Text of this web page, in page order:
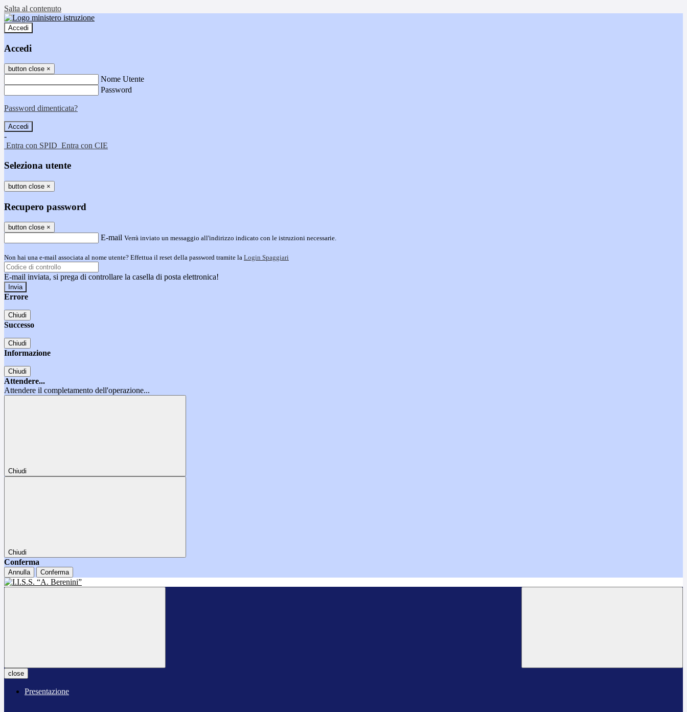
Salta al contenuto
Accedi
Accedi
button close ×
Nome Utente
Password
Password dimenticata?
-
Entra con SPID Entra con CIE
Seleziona utente
button close ×
Recupero password
button close ×
E-mail Verrà inviato un messaggio all'indirizzo indicato con le istruzioni necessarie.
Non hai una e-mail associata al nome utente? Effettua il reset della password tramite la Login Spaggiari
E-mail inviata, si prega di controllare la casella di posta elettronica!
Errore
Chiudi
Successo
Chiudi
Informazione
Chiudi
Attendere...
Attendere il completamento dell'operazione...
Chiudi
Chiudi
Conferma
Annulla Conferma
close
Presentazione